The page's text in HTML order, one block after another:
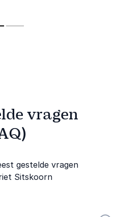
vragen
gestelde vragen
Sitskoorn